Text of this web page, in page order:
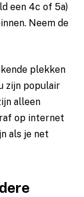
een 4c of 5a)
Neem de
plekken
zijn populair
alleen
op internet
als je net